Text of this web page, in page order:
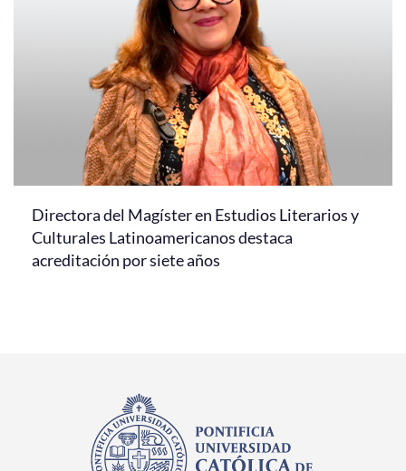
Directora del Magíster en Estudios Literarios y
Culturales Latinoamericanos destaca
acreditación por siete años